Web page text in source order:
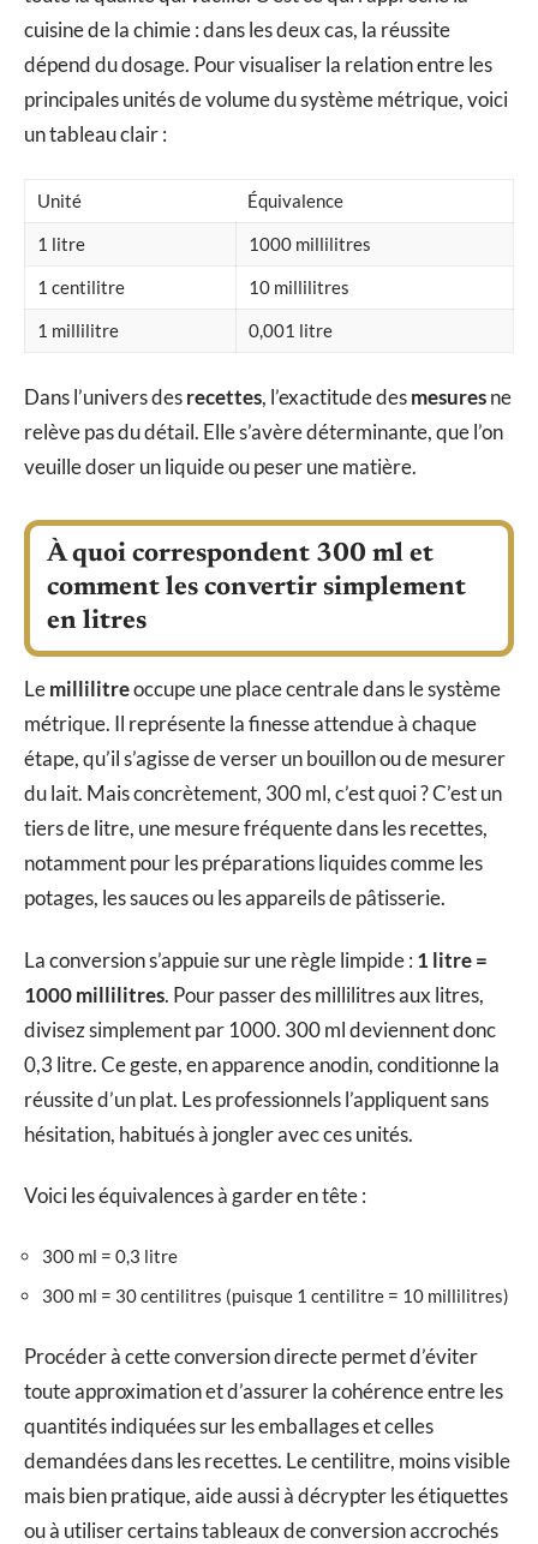
cuisine de la chimie : dans les deux cas, la réussite
dépend du dosage. Pour visualiser la relation entre les
principales unités de volume du système métrique, voici
un tableau clair :
Unité
Équivalence
1 litre
1000 millilitres
1 centilitre
10 millilitres
1 millilitre
0,001 litre
Dans l’univers desrecettes, l’exactitude desmesuresne
relève pas du détail. Elle s’avère déterminante, que l’on
veuille doser un liquide ou peser une matière.
À quoi correspondent 300 ml et
comment les convertir simplement
en litres
Lemillilitreoccupe une place centrale dans le système
métrique. Il représente la finesse attendue à chaque
étape, qu’il s’agisse de verser un bouillon ou de mesurer
du lait. Mais concrètement, 300 ml, c’est quoi ? C’est un
tiers de litre, une mesure fréquente dans les recettes,
notamment pour les préparations liquides comme les
potages, les sauces ou les appareils de pâtisserie.
La conversion s’appuie sur une règle limpide : 1 litre =
1000 millilitres. Pour passer des millilitres aux litres,
divisez simplement par 1000. 300 ml deviennent donc
0,3 litre. Ce geste, en apparence anodin, conditionne la
réussite d’un plat. Les professionnels l’appliquent sans
hésitation, habitués à jongler avec ces unités.
Voici les équivalences à garder en tête :
300 ml = 0,3 litre
300 ml = 30 centilitres (puisque 1 centilitre = 10 millilitres)
Procéder à cette conversion directe permet d’éviter
toute approximation et d’assurer la cohérence entre les
quantités indiquées sur les emballages et celles
demandées dans les recettes. Le centilitre, moins visible
mais bien pratique, aide aussi à décrypter les étiquettes
ou à utiliser certains tableaux de conversion accrochés